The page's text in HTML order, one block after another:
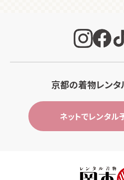
京都の着物レンタ
ネットでレンタル